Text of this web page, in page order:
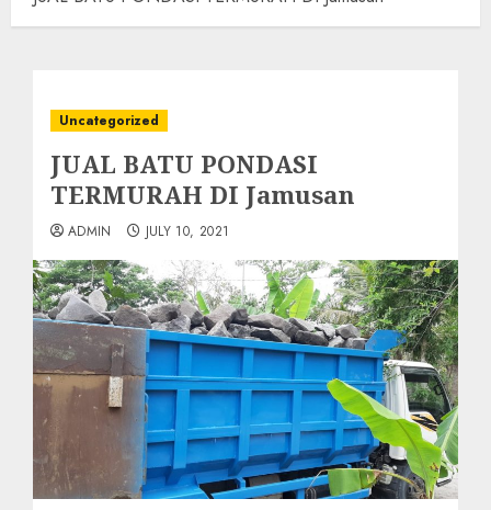
Uncategorized
JUAL BATU PONDASI
TERMURAH DI Jamusan
ADMIN JULY 10, 2021